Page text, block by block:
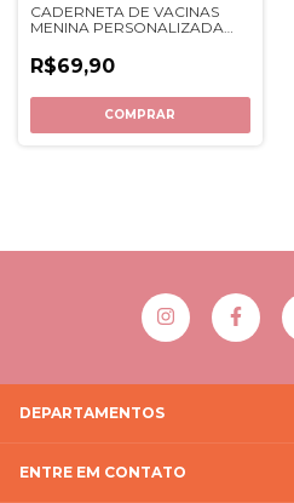
CADERNETA DE VACINAS
MENINA PERSONALIZADA
R$69,90
DEPARTAMENTOS
ENTRE EM CONTATO